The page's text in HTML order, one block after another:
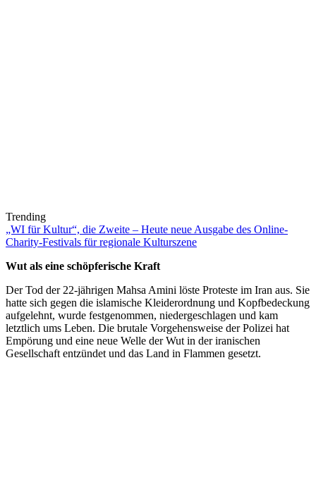
Trending
„WI für Kultur“, die Zweite – Heute neue Ausgabe des Online-
Charity-Festivals für regionale Kulturszene
Wut als eine schöpferische Kraft
Der Tod der 22-jährigen Mahsa Amini löste Proteste im Iran aus. Sie
hatte sich gegen die islamische Kleiderordnung und Kopfbedeckung
aufgelehnt, wurde festgenommen, niedergeschlagen und kam
letztlich ums Leben. Die brutale Vorgehensweise der Polizei hat
Empörung und eine neue Welle der Wut in der iranischen
Gesellschaft entzündet und das Land in Flammen gesetzt.